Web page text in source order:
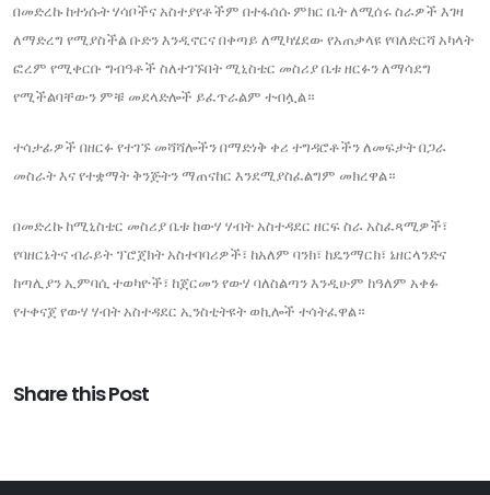
በመድረኩ ከተነሱት ሃሳቦችና አስተያየቶችም በተፋሰሱ ምክር ቤት ለሚሰሩ ስራዎች እገዛ
ለማድረግ የሚያስችል ቡድን እንዲኖርና በቀጣይ ለሚካሄደው የአጠቃላዩ የባለድርሻ አካላት
ፎረም የሚቀርቡ ግብዓቶች ስለተገኙበት ሚኒስቴር መስሪያ ቤቱ ዘርፉን ለማሳደግ
የሚችልባቸውን ምቹ መደላድሎች ይፈጥራልም ተብሏል።
ተሳታፊዎች በዘርፉ የተገኙ መሻሻሎችን በማድነቅ ቀሪ ተግዳሮቶችን ለመፍታት በጋራ
መስራት እና የተቋማት ቅንጅትን ማጠናከር እንደሚያስፈልግም መክረዋል።
በመድረኩ ከሚኒስቴር መስሪያ ቤቱ ከውሃ ሃብት አስተዳደር ዘርፍ ስራ አስፈጻሚዎች፣
የባዘርኔትና ብራይት ፕሮጀክት አስተባባሪዎች፣ ከአለም ባንክ፣ ከዴንማርክ፣ ኔዘርላንድና
ከጣሊያን ኢምባሲ ተወካዮች፣ ከጀርመን የውሃ ባለስልጣን እንዲሁም ከዓለም አቀፉ
የተቀናጀ የውሃ ሃብት አስተዳደር ኢንስቲትዩት ወኪሎች ተሳትፈዋል።
Share this Post